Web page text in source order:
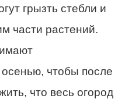
грызть стебли и
части растений.
чтобы после
что весь огород